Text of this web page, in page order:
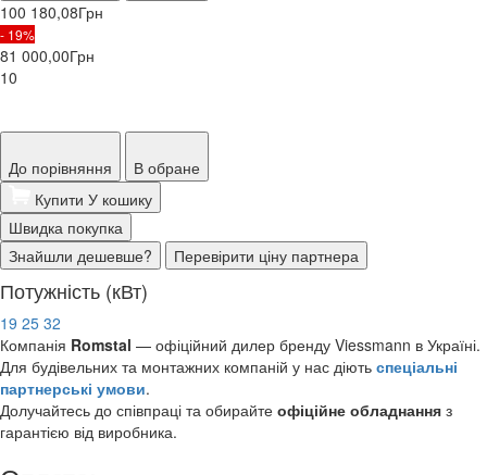
100 180,08Грн
- 19%
81 000,00Грн
10
До порівняння
В обране
Купити У кошику
Швидка покупка
Знайшли дешевше?
Перевірити ціну партнера
Потужність (кВт)
19 25 32
Компанія Romstal — офіційний дилер бренду Viessmann в Україні.
Для будівельних та монтажних компаній у нас діють спеціальні
партнерські умови.
Долучайтесь до співпраці та обирайте офіційне обладнання з
гарантією від виробника.